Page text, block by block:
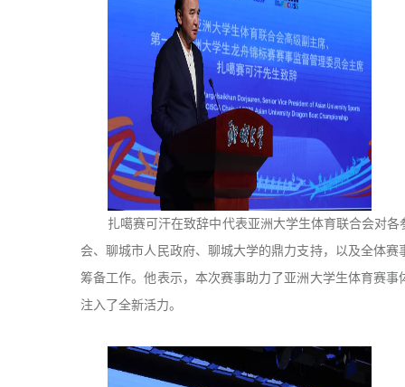
扎噶赛可汗在致辞中代表亚洲大学生体育联合会对
会、聊城市人民政府、聊城大学的鼎力支持，以及全体
筹备工作。他表示，本次赛事助力了亚洲大学生体育赛
注入了全新活力。